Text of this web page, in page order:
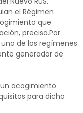
el Régimen
que
precisa.Por
de los regímenes
generador de
acogimiento
para dicho